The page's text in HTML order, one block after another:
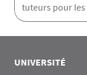
tuteurs pour les
UNIVERSITÉ